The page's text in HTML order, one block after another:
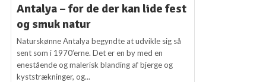
Antalya – for de der kan lide fest
og smuk natur
Naturskønne Antalya begyndte at udvikle sig så
sent som i 1970’erne. Det er en by med en
enestående og malerisk blanding af bjerge og
kyststrækninger, og...